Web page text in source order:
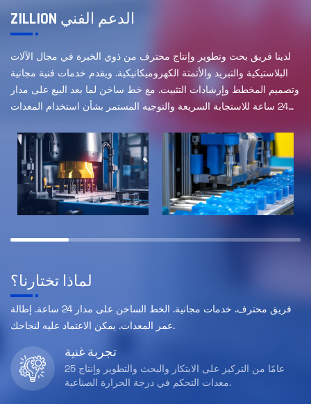
ZILLION الدعم الفني
لدينا فريق بحث وتطوير وإنتاج محترف من ذوي الخبرة في مجال الآلات
البلاستيكية والتبريد والأتمتة الكهروميكانيكية. ويقدم خدمات فنية مجانية
وتصميم المخطط وإرشادات التثبيت. مع خط ساخن لما بعد البيع على مدار
24 ساعة للاستجابة السريعة والتوجيه المستمر بشأن استخدام المعدات
لماذا تختارنا؟
فريق محترف. خدمات مجانية. الخط الساخن على مدار 24 ساعة. إطالة
عمر المعدات. يمكن الاعتماد عليه لنجاحك.
تجربة غنية
25 عامًا من التركيز على الابتكار والبحث والتطوير وإنتاج
معدات التحكم في درجة الحرارة الصناعية.